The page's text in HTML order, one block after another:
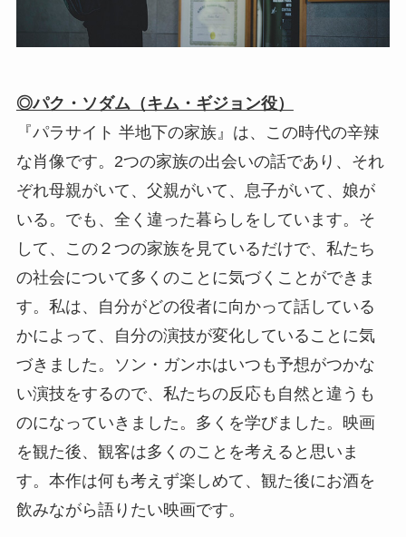
◎パク・ソダム（キム・ギジョン役）
『パラサイト 半地下の家族』は、この時代の辛辣
な肖像です。2つの家族の出会いの話であり、それ
ぞれ母親がいて、父親がいて、息子がいて、娘が
いる。でも、全く違った暮らしをしています。そ
して、この２つの家族を見ているだけで、私たち
の社会について多くのことに気づくことができま
す。私は、自分がどの役者に向かって話している
かによって、自分の演技が変化していることに気
づきました。ソン・ガンホはいつも予想がつかな
い演技をするので、私たちの反応も自然と違うも
のになっていきました。多くを学びました。映画
を観た後、観客は多くのことを考えると思いま
す。本作は何も考えず楽しめて、観た後にお酒を
飲みながら語りたい映画です。